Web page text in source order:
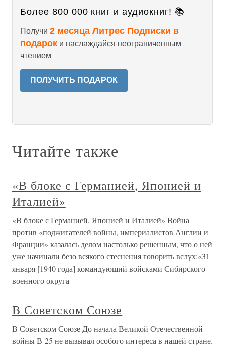
Более 800 000 книг и аудиокниг! 📚
Получи 2 месяца Литрес Подписки в
подарок и наслаждайся неограниченным
чтением
ПОЛУЧИТЬ ПОДАРОК
Читайте также
«В блоке с Германией, Японией и
Италией»
«В блоке с Германией, Японией и Италией» Война
против «поджигателей войны, империалистов Англии и
Франции» казалась делом настолько решенным, что о ней
уже начинали безо всякого стеснения говорить вслух:«31
января [1940 года] командующий войсками Сибирского
военного округа
В Советском Союзе
В Советском Союзе До начала Великой Отечественной
войны В-25 не вызывал особого интереса в нашей стране.